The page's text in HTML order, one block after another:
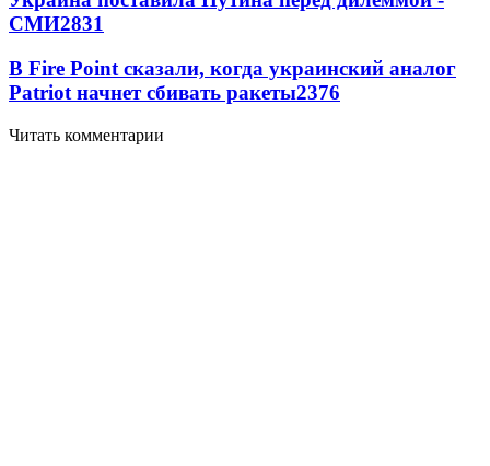
СМИ2831
В Fire Point сказали, когда украинский аналог
Patriot начнет сбивать ракеты2376
Читать комментарии